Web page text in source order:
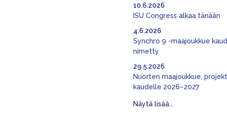
ISU Congress alkaa tänään
10.6.2026
Synchro 9 -maajoukkue
nimetty
4.6.2026
Nuorten maajoukkue,
kaudelle 2026–2027
29.5.2026
Näytä lisää...